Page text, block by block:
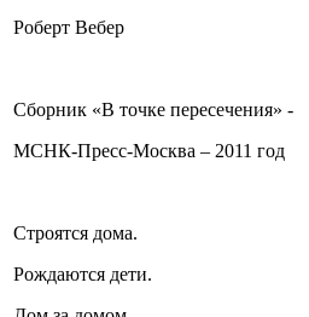
Роберт Вебер
Сборник «В точке пересечения» -
МСНК-Пресс-Москва – 2011 год
Строятся дома.
Рождаются дети.